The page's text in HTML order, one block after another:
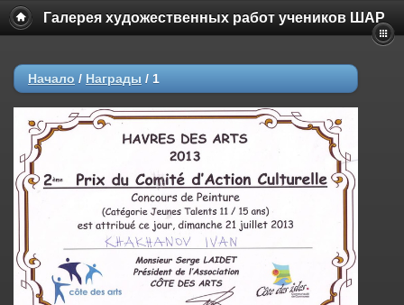
Галерея художественных работ учеников ШАР
Начало / Награды / 1